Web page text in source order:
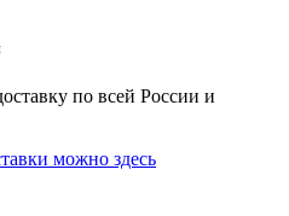
по всей России и
можно здесь